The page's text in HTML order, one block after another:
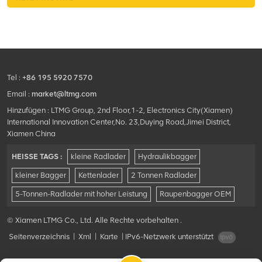
Unabhängig gestalteter
Tel : +86 195 5920 7570
Email : market@ltmg.com
Hinzufügen : LTMG Group, 2nd Floor,1-2, Electronics City(Xiamen)
International Innovation Center,No. 23,Duying Road,Jimei District,
Xiamen China
HEISSE TAGS : kleine Radlader Hydraulikbagger
kleiner Bagger Kettenlader 2 Tonnen Radlader
5-Tonnen-Radlader mit hoher Leistung Raupenbagger OEM
© Xiamen LTMG Co., Ltd. Alle Rechte vorbehalten .
Seitenverzeichnis
Xml Karte IPv6-Netzwerk unterstützt